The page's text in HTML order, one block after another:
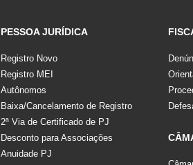
PESSOA JURÍDICA
Registro Novo
Registro MEI
Autônomos
Baixa/Cancelamento de Registro
2ª Via de Certificado de PJ
Desconto para Associações
Anuidade PJ